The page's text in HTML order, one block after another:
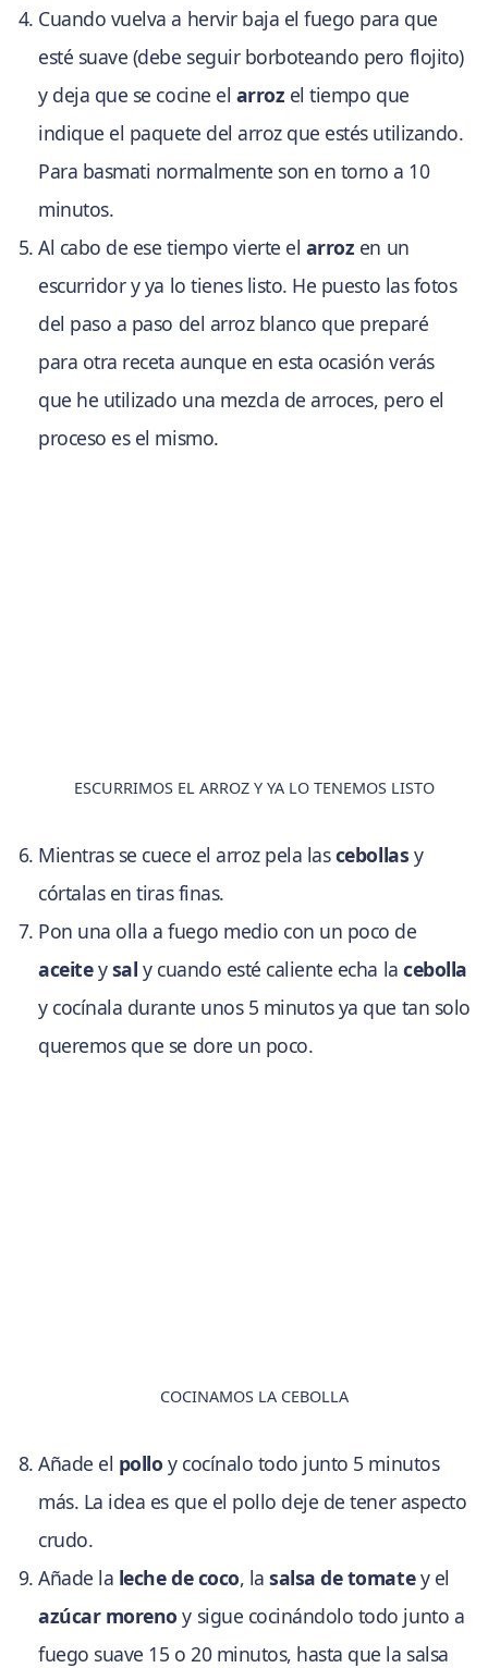
Cuando vuelva a hervir baja el fuego para que
esté suave (debe seguir borboteando pero flojito)
y deja que se cocine el arroz el tiempo que
indique el paquete del arroz que estés utilizando.
Para basmati normalmente son en torno a 10
minutos.
Al cabo de ese tiempo vierte el arroz en un
escurridor y ya lo tienes listo. He puesto las fotos
del paso a paso del arroz blanco que preparé
para otra receta aunque en esta ocasión verás
que he utilizado una mezcla de arroces, pero el
proceso es el mismo.
ESCURRIMOS EL ARROZ Y YA LO TENEMOS LISTO
Mientras se cuece el arroz pela lascebollas y
córtalas en tiras finas.
Pon una olla a fuego medio con un poco de
aceiteysal y cuando esté caliente echa lacebolla
y cocínala durante unos 5 minutos ya que tan solo
queremos que se dore un poco.
COCINAMOS LA CEBOLLA
Añade el pollo y cocínalo todo junto 5 minutos
más. La idea es que el pollo deje de tener aspecto
crudo.
Añade la leche de coco, lasalsa de tomatey el
azúcar moreno y sigue cocinándolo todo junto a
fuego suave 15 o 20 minutos, hasta que la salsa